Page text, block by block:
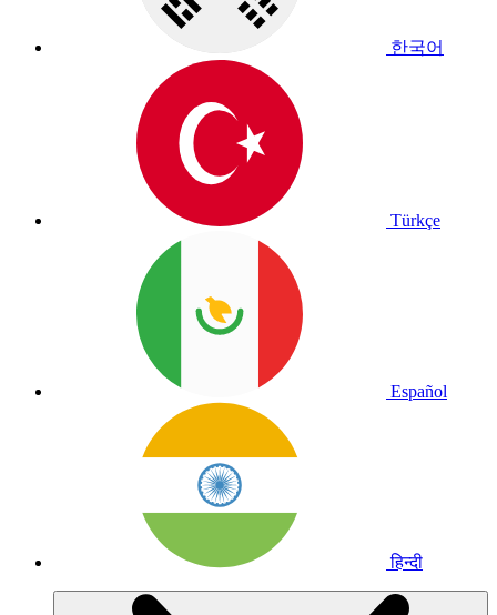
한국어
Türkçe
Español
हिन्दी